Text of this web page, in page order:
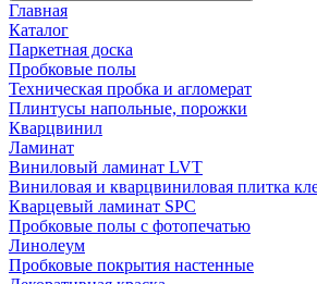
Главная
Каталог
Паркетная доска
Пробковые полы
Техническая пробка и агломерат
Плинтусы напольные, порожки
Кварцвинил
Ламинат
Виниловый ламинат LVT
Виниловая и кварцвиниловая плитка
Кварцевый ламинат SPC
Пробковые полы с фотопечатью
Линолеум
Пробковые покрытия настенные